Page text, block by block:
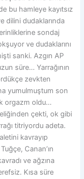
bu hamleye kayıtsız
dilini dudaklarında
sondaj
ve dudaklarını
sanki. Azgın AP
süre… Yarrağının
zevkten
yumulmuştum son
orgazm oldu…
çekti, ok gibi
titriyordu adeta.
kavrayıp
Canan’ın
ve ağzına
Kısa süre